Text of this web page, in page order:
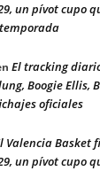
un pívot cupo
El tracking
Boogie Ellis,
oficiales
Valencia Basket
un pívot cupo